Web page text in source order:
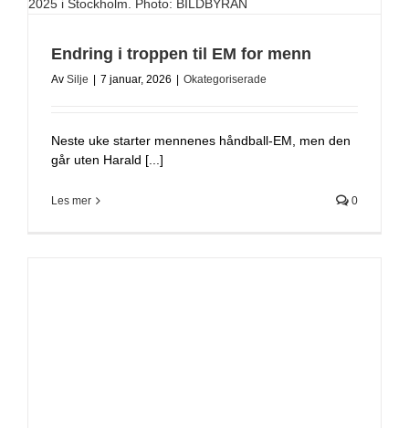
Endring i troppen til EM for menn
Av Silje 7 januar, 2026 Okategoriserade
Neste uke starter mennenes håndball-EM, men den
går uten Harald [...]
Les mer 0